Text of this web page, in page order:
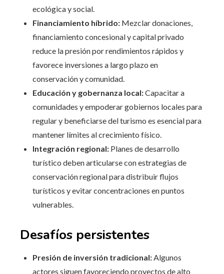
ecológica y social.
Financiamiento híbrido: Mezclar donaciones,
financiamiento concesional y capital privado
reduce la presión por rendimientos rápidos y
favorece inversiones a largo plazo en
conservación y comunidad.
Educación y gobernanza local:Capacitar a
comunidades y empoderar gobiernos locales para
regular y beneficiarse del turismo es esencial para
mantener límites al crecimiento físico.
Integración regional: Planes de desarrollo
turístico deben articularse con estrategias de
conservación regional para distribuir flujos
turísticos y evitar concentraciones en puntos
vulnerables.
Desafíos persistentes
Presión de inversión tradicional: Algunos
actores siguen favoreciendo proyectos de alto